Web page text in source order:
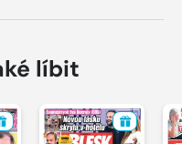
líbit